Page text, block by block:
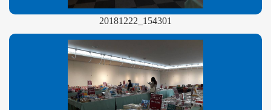
20181222_154301